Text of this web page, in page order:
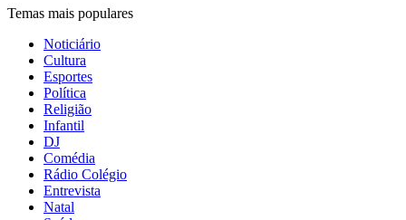
Temas mais populares
Noticiário
Cultura
Esportes
Política
Religião
Infantil
DJ
Comédia
Rádio Colégio
Entrevista
Natal